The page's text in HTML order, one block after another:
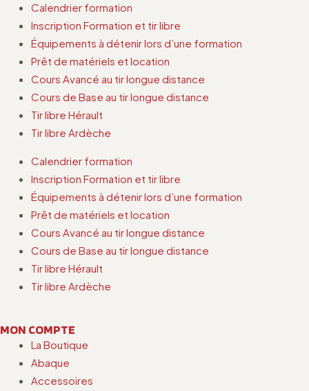
Calendrier formation
Inscription Formation et tir libre
Équipements à détenir lors d’une formation
Prêt de matériels et location
Cours Avancé au tir longue distance
Cours de Base au tir longue distance
Tir libre Hérault
Tir libre Ardèche
Calendrier formation
Inscription Formation et tir libre
Équipements à détenir lors d’une formation
Prêt de matériels et location
Cours Avancé au tir longue distance
Cours de Base au tir longue distance
Tir libre Hérault
Tir libre Ardèche
MON COMPTE
La Boutique
Abaque
Accessoires